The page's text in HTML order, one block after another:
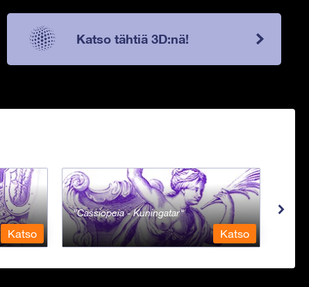
Katso tähtiä 3D:nä!
Katso
Cassiopeia - Kuningatar
Katso